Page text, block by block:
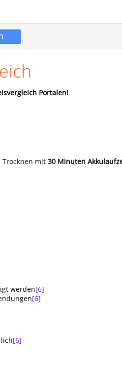
Portalen!
Trocknen mit 30 Minuten
werden[6]
[6]
[6]